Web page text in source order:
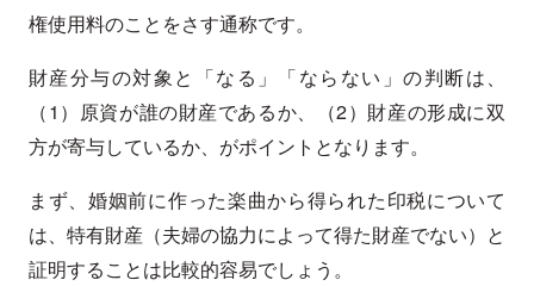
権使用料のことをさす通称です。
財産分与の対象と「なる」「ならない」の判断は、
（1）原資が誰の財産であるか、（2）財産の形成に双
方が寄与しているか、がポイントとなります。
まず、婚姻前に作った楽曲から得られた印税について
は、特有財産（夫婦の協力によって得た財産でない）と
証明することは比較的容易でしょう。